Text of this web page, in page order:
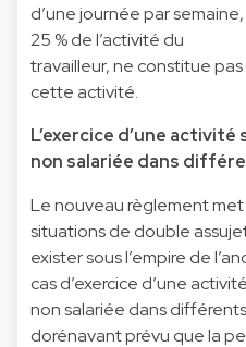
d’une journée par
25 % de l’activité du
travailleur, ne constitue
cette activité.
L’exercice d’une
non salariée dans
Le nouveau règlement
situations de double
exister sous l’empire de
cas d’exercice d’une
non salariée dans
dorénavant prévu que la